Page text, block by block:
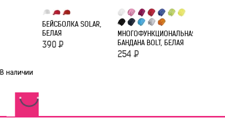
БЕЙСБОЛКА SOLAR,
БЕЛАЯ
390 Р
МНОГОФУНКЦИОНАЛЬНАЯ
БАНДАНА BOLT, БЕЛАЯ
254 Р
В наличии